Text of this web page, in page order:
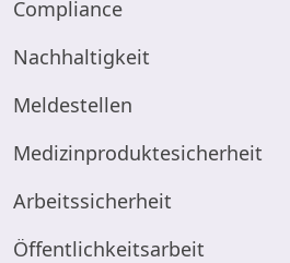
Compliance
Nachhaltigkeit
Meldestellen
Medizinproduktesicherheit
Arbeitssicherheit
Öffentlichkeitsarbeit